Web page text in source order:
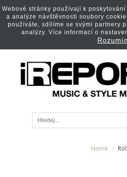
Home
Webové stránky používají k
a analýze návštěvnosti soubory
používáte, sdílíme se svými partnery
analýzy. Více informací o